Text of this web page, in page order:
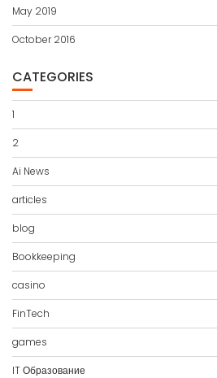
May 2019
October 2016
CATEGORIES
1
2
Ai News
articles
blog
Bookkeeping
casino
FinTech
games
IT Образование